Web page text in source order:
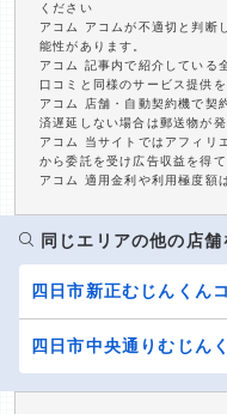
ください
アコム アコムが不適切と判断
能性があります。
アコム 記事内で紹介している
口コミと同様のサービス提供
アコム 店舗・自動契約機で契
済遅延しない場合は郵送物が発
アコム 当サイトではアフィリ
から委託を受け広告収益を得
アコム 適用金利や利用極度額
同じエリアの他の店舗
四日市新正むじんくん
四日市中央通りむじん